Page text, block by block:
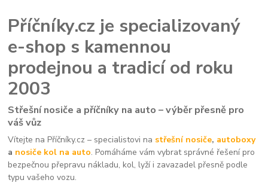
Příčníky.cz je specializovaný
e-shop s kamennou
prodejnou a tradicí od roku
2003
Střešní nosiče a příčníky na auto – výběr přesně pro
váš vůz
Vítejte na Příčníky.cz – specialistovi na střešní nosiče, autoboxy
a nosiče kol na auto. Pomáháme vám vybrat správné řešení pro
bezpečnou přepravu nákladu, kol, lyží i zavazadel přesně podle
typu vašeho vozu.